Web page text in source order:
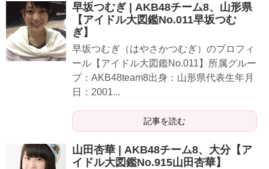
早坂つむぎ | AKB48チーム8、山形県
【アイドル大図鑑No.011早坂つむ
ぎ】
早坂つむぎ（はやさかつむぎ）のプロフィ
ール【アイドル大図鑑No.011】所属グルー
プ：AKB48team8出身：山形県代表生年月
日：2001...
記事を読む
山田杏華 | AKB48チーム8、大分【ア
イドル大図鑑No.915山田杏華】